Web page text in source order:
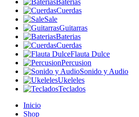
Baterias
Cuerdas
Sale
Guitarras
Baterias
Cuerdas
Flauta Dulce
Percusion
Sonido y Audio
Ukeleles
Teclados
Inicio
Shop